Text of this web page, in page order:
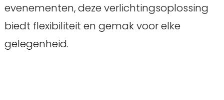
evenementen, deze verlichtingsoplossing
biedt flexibiliteit en gemak voor elke
gelegenheid.